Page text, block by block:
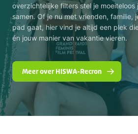
overzichtelijke filters stel je moeiteloos
samen. Of je nu met vrienden, familie,
pad gaat, hier vind je altijd een plek
én jouw manier van vakantie vieren.
Meer over HISWA-Recron